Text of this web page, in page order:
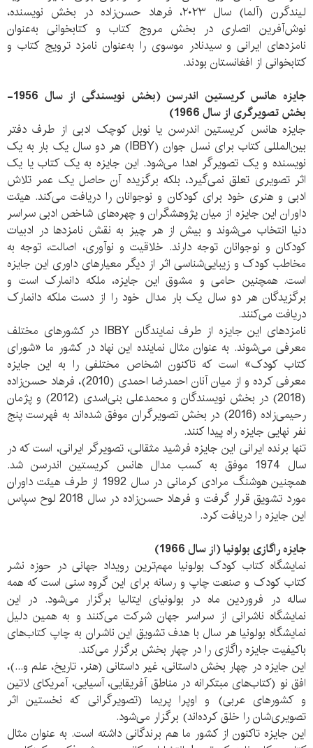
لیندگرن (آلما) سال ۲۰۲۳، فرهاد حسن‌زاده‏ در بخش نویسنده،
نوش‌آفرین انصاری در بخش مروج کتاب و کتابخوانی به‌عنوان
نامزدهای ایرانی و سیدنادر موسوی را به‌عنوان نامزد ترویج کتاب و
کتابخوانی از افغانستان بودند.
جایزه هانس کریستین اندرسن (بخش نویسندگی از سال 1956-
بخش تصویرگری از سال 1966)
جایزه هانس کریستین اندرسن یا نوبل کوچک ادبی از طرف دفتر
بین‌المللی کتاب برای نسل جوان (IBBY) هر دو سال یک بار به یک
نویسنده و یک تصویرگر اهدا می‌شود. این جایزه به یک کتاب یا یک
اثر تصویری تعلق نمی‌گیرد، بلکه برگزیده آن حاصل یک عمر تلاش
ادبی و هنری خود برای کودکان و نوجوانان را دریافت می‌کند. هیئت
داوران این جایزه از میان پژوهشگران و چهره‌های شاخص ادبی سراسر
دنیا انتخاب می‌شوند و بیش از هر چیز به نقش نامزدها در ادبیات
کودکان و نوجوانان توجه دارند. خلاقیت و نوآوری، اصالت، توجه به
مخاطب کودک و زیبایی‌شناسی اثر از دیگر معیارهای داوری این جایزه
است. همچنین حامی و مشوق این جایزه، ملکه دانمارک است و
برگزیدگان هر دو سال یک بار مدال خود را از دست ملکه دانمارک
دریافت می‌کنند.
نامزدهای این جایزه از طرف نمایندگان IBBY در کشورهای مختلف
معرفی می‌شوند. به عنوان مثال نماینده این نهاد در کشور ما «شورای
کتاب کودک» است که تاکنون اشخاص مختلفی را به این جایزه
معرفی کرده و از میان آنان احمدرضا احمدی (2010)، فرهاد حسن‌زاده
(2018) در بخش نویسندگان و محمدعلی بنی‌اسدی (2012) و پژمان
رحیمی‌زاده (2016) در بخش تصویرگران موفق شده‌اند به فهرست پنج
نفر نهایی جایزه راه پیدا کنند.
تنها برنده ایرانی این جایزه فرشید مثقالی، تصویرگر ایرانی، است که در
سال 1974 موفق به کسب مدال هانس کریستین اندرسن شد.
همچنین هوشنگ مرادی کرمانی در سال 1992 از طرف هیئت داوران
مورد تشویق قرار گرفت و فرهاد حسن‌زاده در سال 2018 لوح سپاس
این جایزه را دریافت کرد.
جایزه راگازی بولونیا (از سال 1966)
نمایشگاه کتاب کودک بولونیا مهم‌ترین رویداد جهانی در حوزه نشر
کتاب کودک و صنعت چاپ و رسانه برای این گروه سنی است که همه
ساله در فروردین ماه در بولونیای ایتالیا برگزار می‌شود. در این
نمایشگاه ناشرانی از سراسر جهان شرکت می‌کنند و به همین دلیل
نمایشگاه بولونیا هر سال با هدف تشویق این ناشران به چاپ کتاب‌های
باکیفیت جایزه راگازی را در چهار بخش برگزار می‌کند.
این جایزه در چهار بخش داستانی، غیر داستانی (هنر، تاریخ، علم و...)،
افق نو (کتاب‌های مبتکرانه در مناطق آفریقایی، آسیایی، آمریکای لاتین
و کشورهای عربی) و اوپرا پریما (تصویرگرانی که نخستین اثر
تصویری‌شان را خلق کرده‌اند) برگزار می‌شود.
این جایزه تاکنون از کشور ما هم برندگانی داشته است. به عنوان مثال